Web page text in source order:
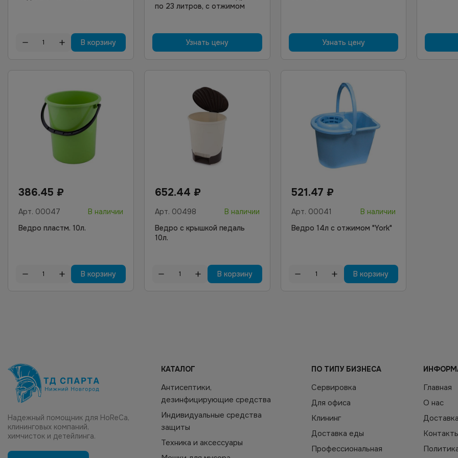
В корзину
по 23 литров, с отжимом
Узнать цену Узнать цену
386.45 ₽
Арт. 00047
В наличии
Ведро пластм. 10л.
В корзину
652.44 ₽
Арт. 00498
В наличии
Ведро с крышкой педаль
10л.
В корзину
521.47 ₽
Арт. 00041
В наличии
Ведро 14л с отжимом "York"
В корзину
Надежный помощник для HoReCa,
клининговых компаний,
химчисток и детейлинга.
КАТАЛОГ
Антисептики,
дезинфицирующие средства
Индивидуальные средства
защиты
Техника и аксессуары
ПО ТИПУ БИЗНЕСА
Сервировка
Для офиса
Клининг
Доставка еды
Профессиональная
Главная
О нас
Доставка